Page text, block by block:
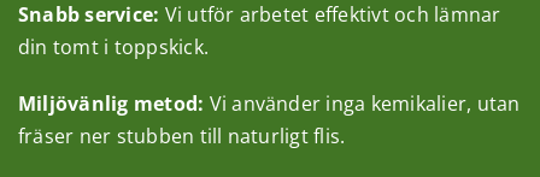
Snabb service: Vi utför arbetet effektivt och lämnar
din tomt i toppskick.
Miljövänlig metod: Vi använder inga kemikalier, utan
fräser ner stubben till naturligt flis.